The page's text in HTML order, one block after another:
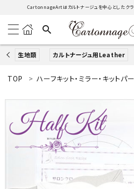
CartonnageArtはカルトナージュを中心としたクラ
search
生地類 カルトナージュ用Leather
search
ACCOUNT MENU
ようこそ ゲスト 様
ログイン 新規会員登録
TOP ハーフキット・ミラー・キットパ